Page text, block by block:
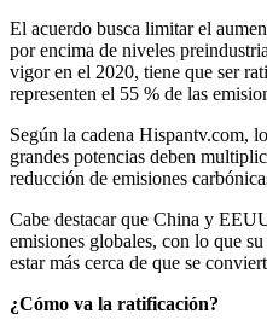
El acuerdo busca limitar el
por encima de niveles
vigor en el 2020, tiene que ser
representen el 55 % de las
Según la cadena Hispantv.com,
grandes potencias deben
reducción de emisiones
Cabe destacar que China y
emisiones globales, con lo que
estar más cerca de que se
¿Cómo va la ratificación?